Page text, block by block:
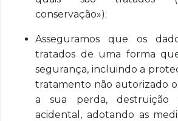
conservação»);
Asseguramos que os
tratados de uma forma
segurança, incluindo a
tratamento não autorizado
a sua perda, destruição
acidental, adotando as